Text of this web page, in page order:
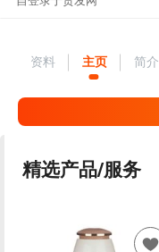
资料 主页 简介
精选产品/服务